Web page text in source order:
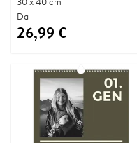
Da
26,99 €